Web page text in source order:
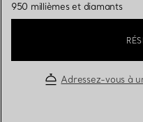
950 millièmes et diamants
Adressez-vous à